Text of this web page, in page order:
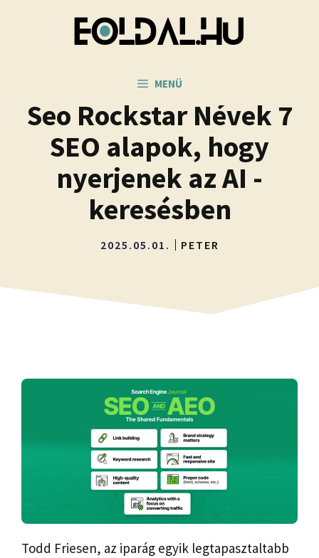
MENÜ
Seo Rockstar Névek 7
SEO alapok, hogy
nyerjenek az AI -
keresésben
2025.05.01. PETER
Todd Friesen, az iparág egyik legtapasztaltabb